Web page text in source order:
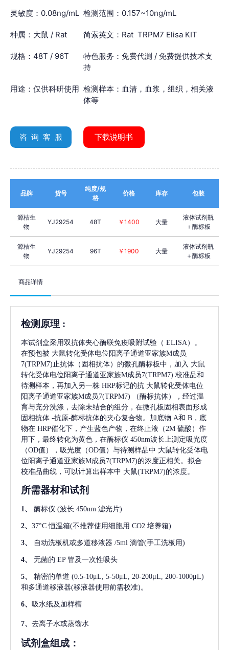
灵敏度：0.08ng/mL 检测范围：0.157~10ng/mL
种属：大鼠 / Rat 简索英文：Rat TRPM7 Elisa KIT
规格：48T / 96T
特色服务：免费代测 / 免费提供技术支
持
用途：仅供科研使用 检测样本：血清，血浆，组织，相关液
体等
咨 询 客 服 下载说明书
品牌 货号
纯度/规
格
价格 库存 包装
源桔生
物
YJ29254 48T ￥1400 大量
液体试剂瓶
＋酶标板
源桔生
物
YJ29254 96T ￥1900 大量
液体试剂瓶
＋酶标板
商品详情
检测原理 :
本试剂盒采用双抗体夹心酶联免疫吸附试验（ ELISA）。
在预包被 大鼠转化受体电位阳离子通道亚家族M成员
7(TRPM7)止抗体（固相抗体）的微孔酶标板中，加入 大鼠
转化受体电位阳离子通道亚家族M成员7(TRPM7) 校准品和
待测样本，再加入另一株 HRP标记的抗 大鼠转化受体电位
阳离子通道亚家族M成员7(TRPM7)
（酶标抗体），经过温
育与充分洗涤，去除未结合的组分，在微孔板固相表面形成
固相抗体 -抗原-酶标抗体的夹心复合物。加底物 A和 B，底
物在 HRP催化下，产生蓝色产物，在终止液（2M 硫酸）作
用下，最终转化为黄色，在酶标仪 450nm波长上测定吸光度
（OD值），吸光度（OD值）与待测样品中 大鼠转化受体电
位阳离子通道亚家族M成员7(TRPM7)的浓度正相关。拟合
校准品曲线，可以计算出样本中 大鼠(TRPM7)的浓度。
所需器材和试剂
1、 酶标仪 (波长 450nm 滤光片)
2、 37°C 恒温箱(不推荐使用细胞用 CO2 培养箱)
3、 自动洗板机或多道移液器 /5ml 滴管(手工洗板用)
4、 无菌的 EP 管及一次性吸头
5、 精密的单道 (0.5-10μL, 5-50μL, 20-200μL, 200-1000μL)
和多通道移液器(移液器使用前需校准)。
6、 吸水纸及加样槽
7、 去离子水或蒸馏水
试剂盒组成：